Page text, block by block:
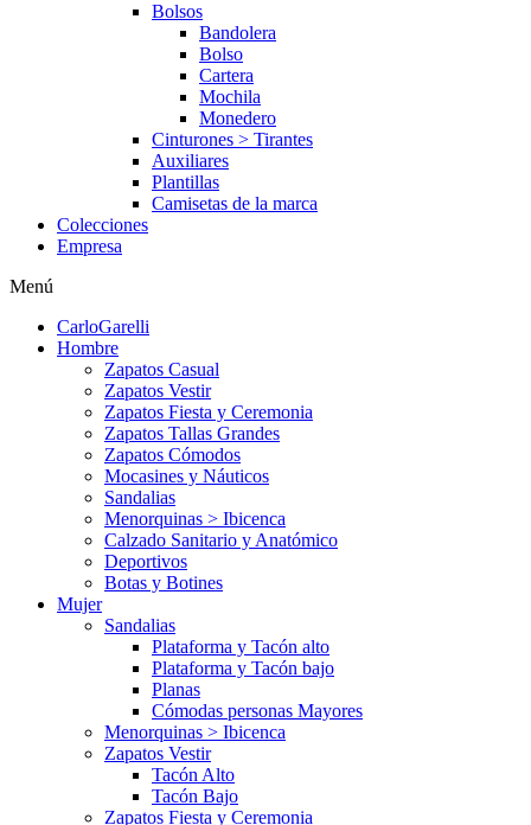
Bolsos
Bandolera
Bolso
Cartera
Mochila
Monedero
Cinturones > Tirantes
Auxiliares
Plantillas
Camisetas de la marca
Colecciones
Empresa
Menú
CarloGarelli
Hombre
Zapatos Casual
Zapatos Vestir
Zapatos Fiesta y Ceremonia
Zapatos Tallas Grandes
Zapatos Cómodos
Mocasines y Náuticos
Sandalias
Menorquinas > Ibicenca
Calzado Sanitario y Anatómico
Deportivos
Botas y Botines
Mujer
Sandalias
Plataforma y Tacón alto
Plataforma y Tacón bajo
Planas
Cómodas personas Mayores
Menorquinas > Ibicenca
Zapatos Vestir
Tacón Alto
Tacón Bajo
Zapatos Fiesta y Ceremonia